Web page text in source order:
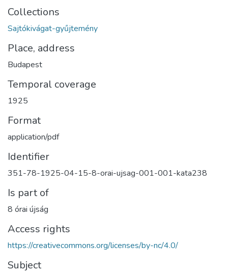
Collections
Sajtókivágat-gyűjtemény
Place, address
Budapest
Temporal coverage
1925
Format
application/pdf
Identifier
351-78-1925-04-15-8-orai-ujsag-001-001-kata238
Is part of
8 órai újság
Access rights
https://creativecommons.org/licenses/by-nc/4.0/
Subject